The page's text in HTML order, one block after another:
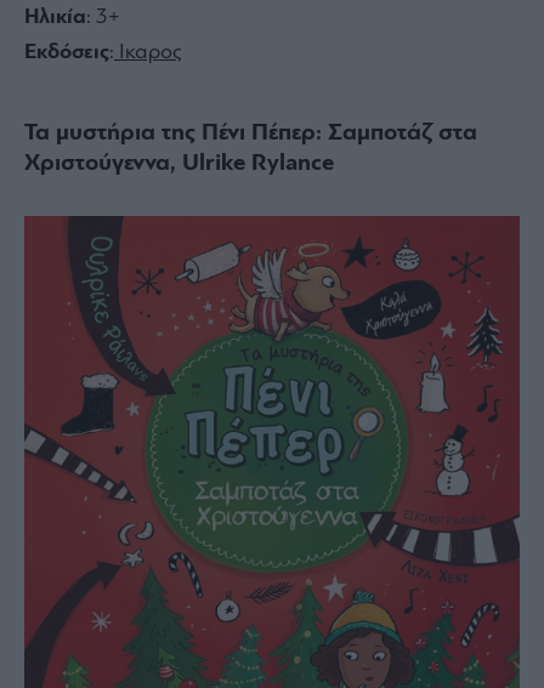
Ηλικία: 3+
Εκδόσεις: Ικαρος
Τα μυστήρια της Πένι Πέπερ: Σαμποτάζ στα
Χριστούγεννα, Ulrike Rylance